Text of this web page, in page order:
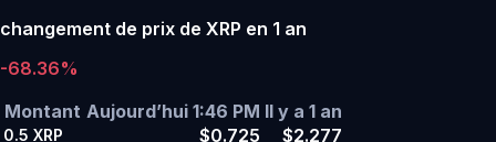
changement de prix de XRP en 1 an
-68.36%
Montant Aujourd’hui 1:46 PM Il y a 1 an
0.5 XRP $0.725 $2.277